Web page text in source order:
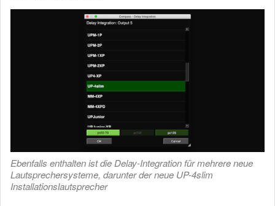
Ebenfalls enthalten ist die Delay-Integration für mehrere neue
Lautsprechersysteme, darunter der neue UP-4slim
Installationslautsprecher